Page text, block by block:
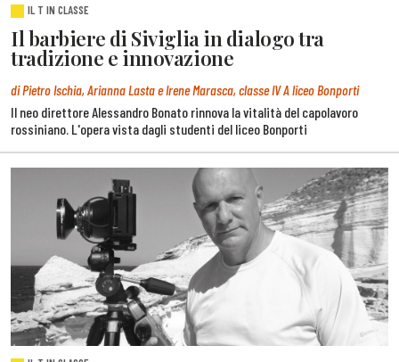
IL T IN CLASSE
Il barbiere di Siviglia in dialogo tra
tradizione e innovazione
di Pietro Ischia, Arianna Lasta e Irene Marasca, classe IV A liceo Bonporti
Il neo direttore Alessandro Bonato rinnova la vitalità del capolavoro
rossiniano. L'opera vista dagli studenti del liceo Bonporti